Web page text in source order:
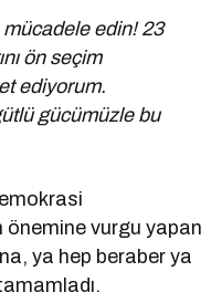
mücadele edin! 23
ön seçim
ediyorum.
gücümüzle bu
önemine vurgu yapan
ya hep beraber ya